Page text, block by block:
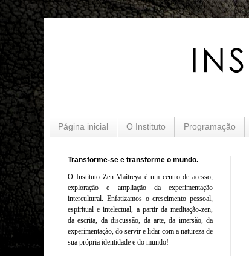
Página inicial O Instituto Programação
Transforme-se e transforme o mundo.
O Instituto Zen Maitreya é um centro de acesso,
exploração e ampliação da experimentação
intercultural. Enfatizamos o crescimento pessoal,
espiritual e intelectual, a partir da meditação-zen,
da escrita, da discussão, da arte, da imersão, da
experimentação, do servir e lidar com a natureza de
sua própria identidade e do mundo!